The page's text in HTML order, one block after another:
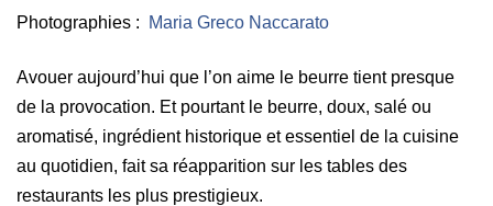
Photographies : Maria Greco Naccarato
Avouer aujourd’hui que l’on aime le beurre tient presque
de la provocation. Et pourtant le beurre, doux, salé ou
aromatisé, ingrédient historique et essentiel de la cuisine
au quotidien, fait sa réapparition sur les tables des
restaurants les plus prestigieux.